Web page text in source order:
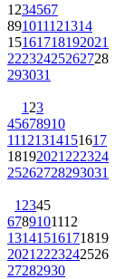
1 234567
891011121314
15161718192021
22232425262728
293031
1 23
45678910
11121314151617
18192021 222324
25262728293031
1 2345
6789101112
13141516171819
2021 2223242526
27282930